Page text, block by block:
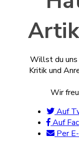
Willst du uns
Kritik und
Wir
Auf
Auf
Per